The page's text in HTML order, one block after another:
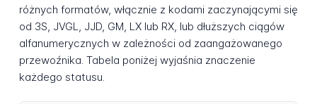
różnych formatów, włącznie z kodami zaczynającymi się
od 3S, JVGL, JJD, GM, LX lub RX, lub dłuższych ciągów
alfanumerycznych w zależności od zaangażowanego
przewoźnika. Tabela poniżej wyjaśnia znaczenie
każdego statusu.